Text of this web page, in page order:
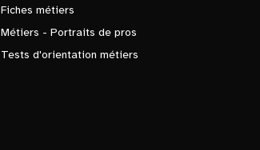
Fiches métiers
Métiers - Portraits de pros
Tests d'orientation métiers